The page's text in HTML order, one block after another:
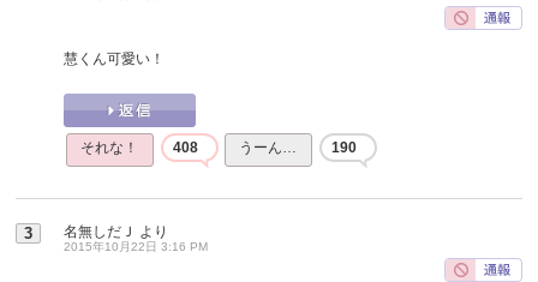
慧くん可愛い！
それな！ 408 うーん… 190
3 名無しだＪ より
2015年10月22日 3:16 PM